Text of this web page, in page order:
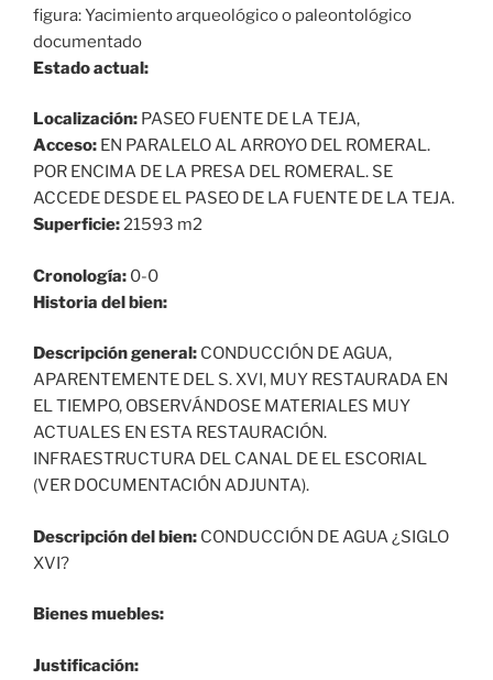
figura: Yacimiento arqueológico o paleontológico
documentado
Estado actual:
Localización: PASEO FUENTE DE LA TEJA,
Acceso: EN PARALELO AL ARROYO DEL ROMERAL.
POR ENCIMA DE LA PRESA DEL ROMERAL. SE
ACCEDE DESDE EL PASEO DE LA FUENTE DE LA TEJA.
Superficie:21593 m2
Cronología: 0-0
Historia del bien:
Descripción general: CONDUCCIÓN DE AGUA,
APARENTEMENTE DEL S. XVI, MUY RESTAURADA EN
EL TIEMPO, OBSERVÁNDOSE MATERIALES MUY
ACTUALES EN ESTA RESTAURACIÓN.
INFRAESTRUCTURA DEL CANAL DE EL ESCORIAL
(VER DOCUMENTACIÓN ADJUNTA).
Descripción del bien: CONDUCCIÓN DE AGUA ¿SIGLO
XVI?
Bienes muebles:
Justificación: